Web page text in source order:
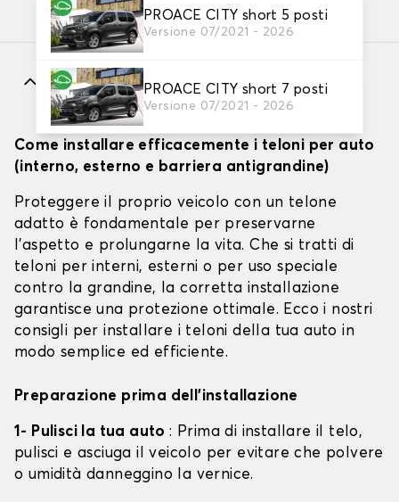
PROACE CITY short 5 posti
Versione 07/2021 - 2026
PROACE CITY short 7 posti
Versione 07/2021 - 2026
Caratteristiche
Come installare efficacemente i teloni per auto
(interno, esterno e barriera antigrandine)
Proteggere il proprio veicolo con un telone
adatto è fondamentale per preservarne
l'aspetto e prolungarne la vita. Che si tratti di
teloni per interni, esterni o per uso speciale
contro la grandine, la corretta installazione
garantisce una protezione ottimale. Ecco i nostri
consigli per installare i teloni della tua auto in
modo semplice ed efficiente.
Preparazione prima dell'installazione
1- Pulisci la tua auto: Prima di installare il telo,
pulisci e asciuga il veicolo per evitare che polvere
o umidità danneggino la vernice.